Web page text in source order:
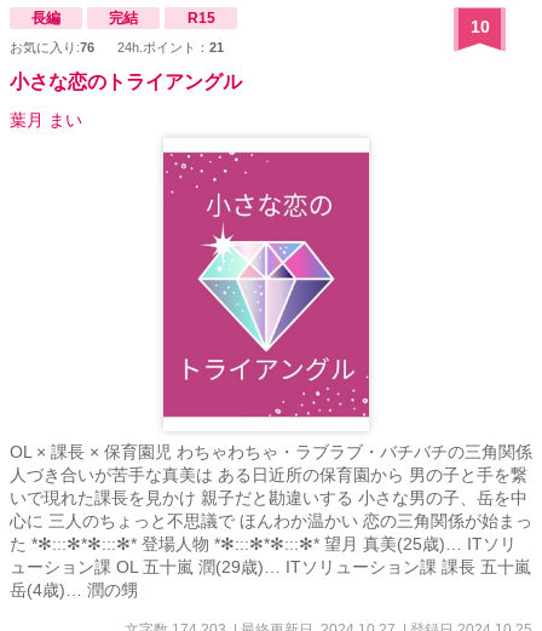
長編 完結 R15
お気に入り:76 24h.ポイント： 21
10
小さな恋のトライアングル
葉月 まい
OL × 課長 × 保育園児 わちゃわちゃ・ラブラブ・バチバチの三角関係
人づき合いが苦手な真美は ある日近所の保育園から 男の子と手を繋
いで現れた課長を見かけ 親子だと勘違いする 小さな男の子、岳を中
心に 三人のちょっと不思議で ほんわか温かい 恋の三角関係が始まっ
た *✻:::✻*✻:::✻* 登場人物 *✻:::✻*✻:::✻* 望月 真美(25歳)… ITソリ
ューション課 OL 五十嵐 潤(29歳)… ITソリューション課 課長 五十嵐
岳(4歳)… 潤の甥